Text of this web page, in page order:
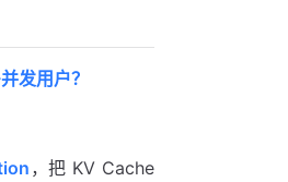
发用户？
，把 KV Cache